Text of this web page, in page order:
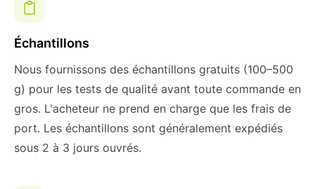
Échantillons
Nous fournissons des échantillons gratuits (100–500
g) pour les tests de qualité avant toute commande en
gros. L'acheteur ne prend en charge que les frais de
port. Les échantillons sont généralement expédiés
sous 2 à 3 jours ouvrés.